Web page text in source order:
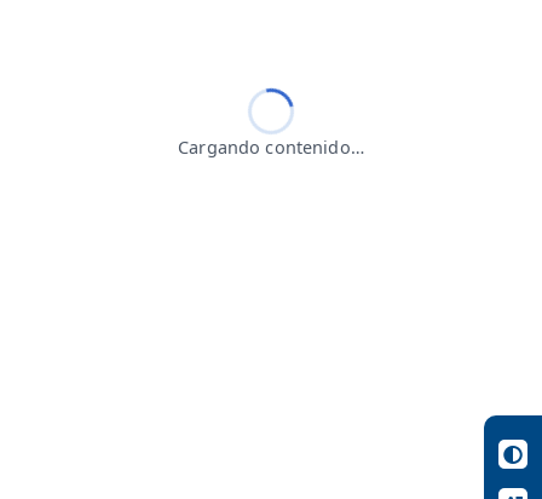
Cargando contenido…